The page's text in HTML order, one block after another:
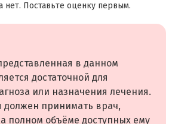
нет. Поставьте оценку первым.
в данном
достаточной для
или назначения лечения.
должен принимать врач,
полном объёме доступных ему